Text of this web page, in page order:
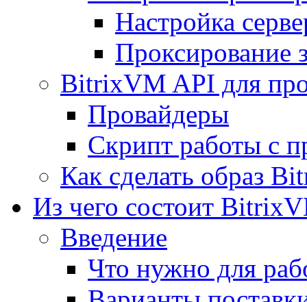
Настройка
Проксирование
BitrixVM API для
Провайдеры
Скрипт работы с
Как сделать образ
Из чего состоит
Введение
Что нужно для